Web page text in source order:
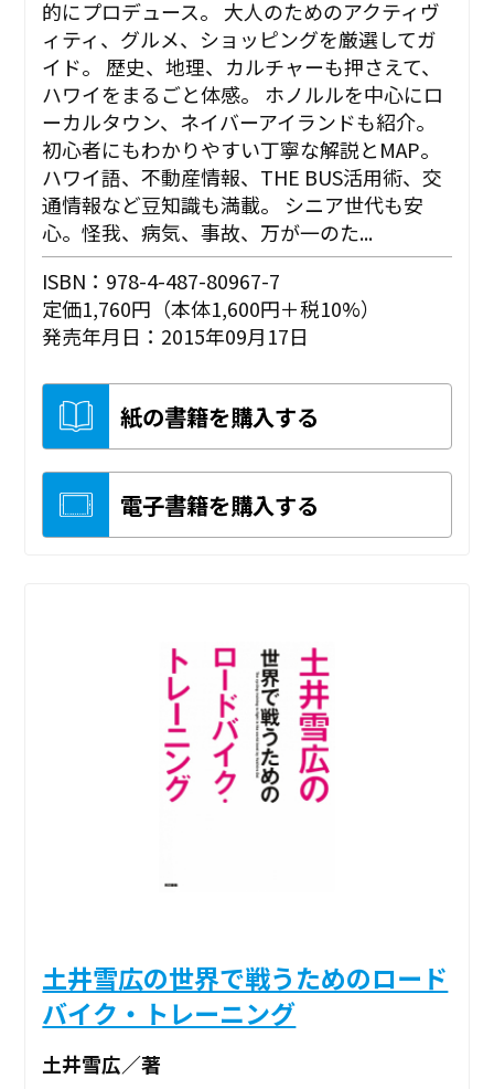
的にプロデュース。 大人のためのアクティヴ
ィティ、グルメ、ショッピングを厳選してガ
イド。 歴史、地理、カルチャーも押さえて、
ハワイをまるごと体感。 ホノルルを中心にロ
ーカルタウン、ネイバーアイランドも紹介。
初心者にもわかりやすい丁寧な解説とMAP。
ハワイ語、不動産情報、THE BUS活用術、交
通情報など豆知識も満載。 シニア世代も安
心。怪我、病気、事故、万が一のた...
ISBN：978-4-487-80967-7
定価1,760円（本体1,600円＋税10%）
発売年月日：2015年09月17日
紙の書籍を購入する
電子書籍を購入する
土井雪広の世界で戦うためのロード
バイク・トレーニング
土井雪広／著